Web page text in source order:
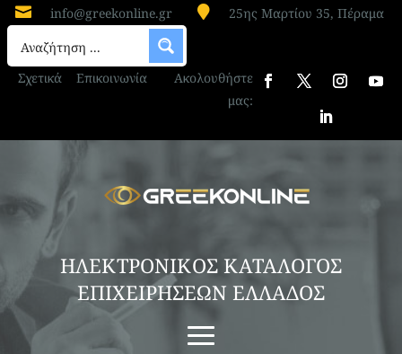
 info@greekonline.gr  25ης Μαρτίου 35, Πέραμα
Σχετικά Επικοινωνία
Ακολουθήστε
μας:
ΗΛΕΚΤΡΟΝΙΚΟΣ ΚΑΤΑΛΟΓΟΣ
ΕΠΙΧΕΙΡΗΣΕΩΝ ΕΛΛΑΔΟΣ